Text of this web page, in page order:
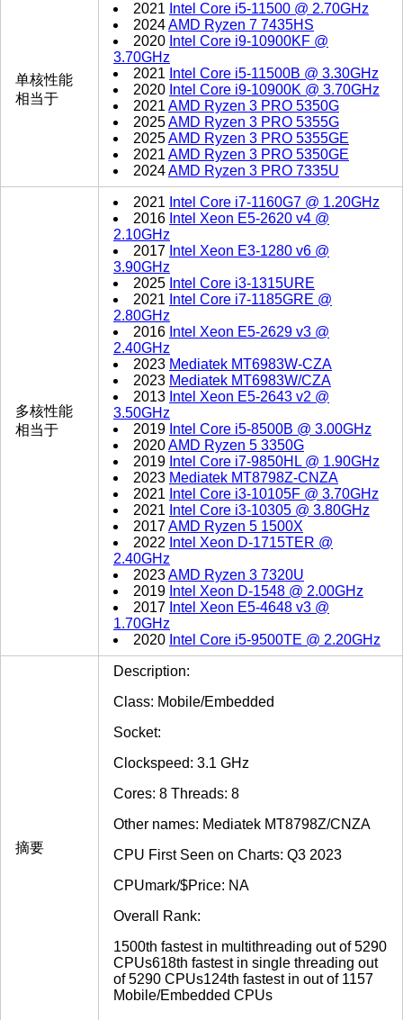
单核性能
相当于
2021 Intel Core i5-11500 @ 2.70GHz
2024AMD Ryzen 7 7435HS
2020 Intel Core i9-10900KF @
3.70GHz
2021 Intel Core i5-11500B @ 3.30GHz
2020 Intel Core i9-10900K @ 3.70GHz
2021AMD Ryzen 3 PRO 5350G
2025AMD Ryzen 3 PRO 5355G
2025AMD Ryzen 3 PRO 5355GE
2021AMD Ryzen 3 PRO 5350GE
2024AMD Ryzen 3 PRO 7335U
多核性能
相当于
2021 Intel Core i7-1160G7 @ 1.20GHz
2016 Intel Xeon E5-2620 v4 @
2.10GHz
2017 Intel Xeon E3-1280 v6 @
3.90GHz
2025 Intel Core i3-1315URE
2021 Intel Core i7-1185GRE @
2.80GHz
2016 Intel Xeon E5-2629 v3 @
2.40GHz
2023 Mediatek MT6983W-CZA
2023 Mediatek MT6983W/CZA
2013 Intel Xeon E5-2643 v2 @
3.50GHz
2019 Intel Core i5-8500B @ 3.00GHz
2020AMD Ryzen 5 3350G
2019 Intel Core i7-9850HL @ 1.90GHz
2023 Mediatek MT8798Z-CNZA
2021 Intel Core i3-10105F @ 3.70GHz
2021 Intel Core i3-10305 @ 3.80GHz
2017AMD Ryzen 5 1500X
2022 Intel Xeon D-1715TER @
2.40GHz
2023AMD Ryzen 3 7320U
2019 Intel Xeon D-1548 @ 2.00GHz
2017 Intel Xeon E5-4648 v3 @
1.70GHz
2020 Intel Core i5-9500TE @ 2.20GHz
摘要
Description:
Class: Mobile/Embedded
Socket:
Clockspeed: 3.1 GHz
Cores: 8 Threads: 8
Other names: Mediatek MT8798Z/CNZA
CPU First Seen on Charts: Q3 2023
CPUmark/$Price: NA
Overall Rank:
1500th fastest in multithreading out of 5290
CPUs618th fastest in single threading out
of 5290 CPUs124th fastest in out of 1157
Mobile/Embedded CPUs